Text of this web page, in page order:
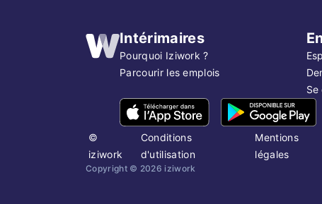
Intérimaires
Pourquoi Iziwork ?
Parcourir les emplois
©
iziwork
Conditions
d'utilisation
Mentions
légales
Copyright © 2026 iziwork